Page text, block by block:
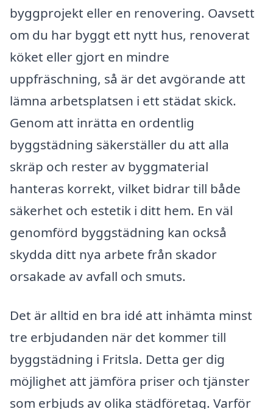
byggprojekt eller en renovering. Oavsett
om du har byggt ett nytt hus, renoverat
köket eller gjort en mindre
uppfräschning, så är det avgörande att
lämna arbetsplatsen i ett städat skick.
Genom att inrätta en ordentlig
byggstädning säkerställer du att alla
skräp och rester av byggmaterial
hanteras korrekt, vilket bidrar till både
säkerhet och estetik i ditt hem. En väl
genomförd byggstädning kan också
skydda ditt nya arbete från skador
orsakade av avfall och smuts.
Det är alltid en bra idé att inhämta minst
tre erbjudanden när det kommer till
byggstädning i Fritsla. Detta ger dig
möjlighet att jämföra priser och tjänster
som erbjuds av olika städföretag. Varför